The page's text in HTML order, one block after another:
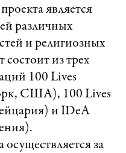
является
различных
и религиозных
состоит из трех
100 Lives
США), 100 Lives
и IDeA
за